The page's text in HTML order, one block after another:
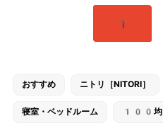
1
おすすめ ニトリ［NITORI］
寝室・ベッドルーム 100均